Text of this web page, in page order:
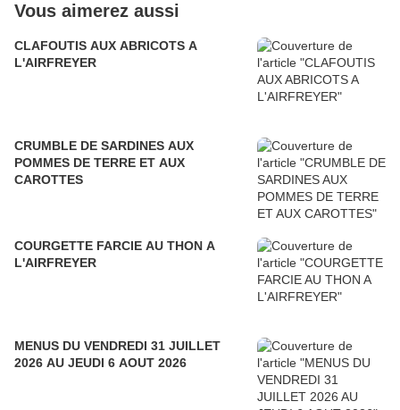
Vous aimerez aussi
CLAFOUTIS AUX ABRICOTS A
L'AIRFREYER
CRUMBLE DE SARDINES AUX
POMMES DE TERRE ET AUX
CAROTTES
COURGETTE FARCIE AU THON A
L'AIRFREYER
MENUS DU VENDREDI 31 JUILLET
2026 AU JEUDI 6 AOUT 2026